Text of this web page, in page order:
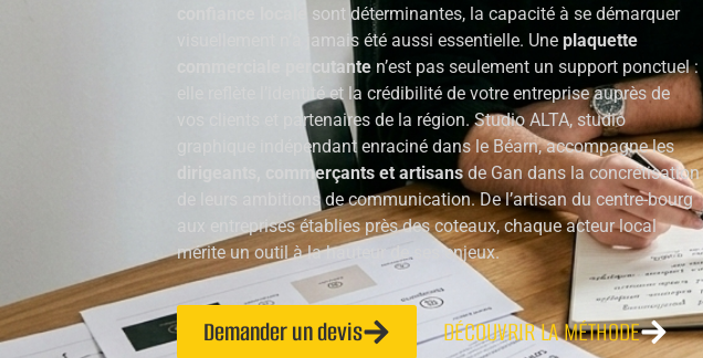
sont déterminantes, la capacité à se démarquer
visuellement n’a jamais été aussi essentielle. Une plaquette
commerciale percutante n’est pas seulement un support ponctuel :
elle reflète l’identité et la crédibilité de votre entreprise auprès de
vos clients et partenaires de la région. Studio ALTA, studio
graphique indépendant enraciné dans le Béarn, accompagne les
dirigeants, commerçants et artisansde Gan dans la concrétisation
de leurs ambitions de communication. De l’artisan du centre-bourg
aux entreprises établies près des coteaux, chaque acteur local
mérite un outil à la hauteur de ses enjeux.
Demander un devis DÉCOUVRIR LA MÉTHODE